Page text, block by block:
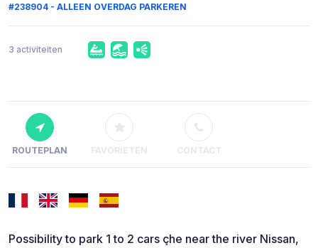
#238904 - ALLEEN OVERDAG PARKEREN
3 activiteiten
ROUTEPLAN FAVORIETEN CONTACT
Possibility to park 1 to 2 cars çhe near the river Nissan,